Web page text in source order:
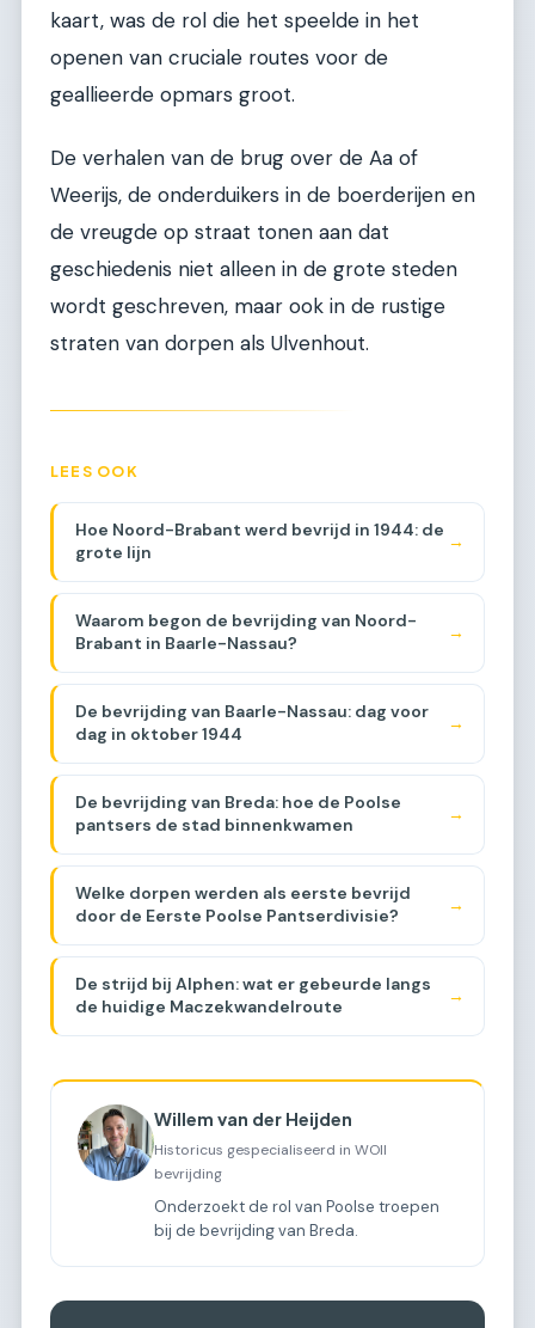
kaart, was de rol die het speelde in het
openen van cruciale routes voor de
geallieerde opmars groot.
De verhalen van de brug over de Aa of
Weerijs, de onderduikers in de boerderijen en
de vreugde op straat tonen aan dat
geschiedenis niet alleen in de grote steden
wordt geschreven, maar ook in de rustige
straten van dorpen als Ulvenhout.
LEES OOK
Hoe Noord-Brabant werd bevrijd in 1944: de
grote lijn
→
Waarom begon de bevrijding van Noord-
Brabant in Baarle-Nassau?
→
De bevrijding van Baarle-Nassau: dag voor
dag in oktober 1944
→
De bevrijding van Breda: hoe de Poolse
pantsers de stad binnenkwamen
→
Welke dorpen werden als eerste bevrijd
door de Eerste Poolse Pantserdivisie?
→
De strijd bij Alphen: wat er gebeurde langs
de huidige Maczekwandelroute
→
Willem van der Heijden
Historicus gespecialiseerd in WOII
bevrijding
Onderzoekt de rol van Poolse troepen
bij de bevrijding van Breda.